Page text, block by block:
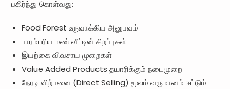
பகிர்ந்து கொள்வது:
Food Forest உருவாக்கிய அனுபவம்
பாரம்பரிய மண் வீட்டின் சிறப்புகள்
இயற்கை விவசாய முறைகள்
Value Added Products தயாரிக்கும் நடைமுறை
நேரடி விற்பனை (Direct Selling) மூலம் வருமானம் ஈட்டும்